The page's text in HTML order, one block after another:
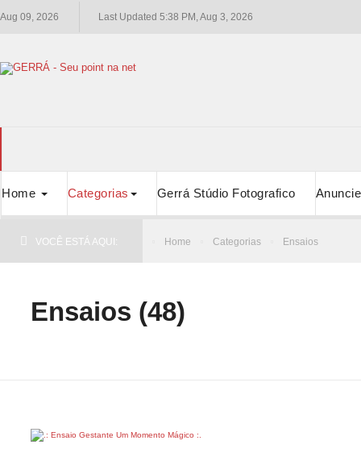
Aug 09, 2026 Last Updated 5:38 PM, Aug 3, 2026
Home Categorias Gerrá Stúdio Fotografico Anuncie
VOCÊ ESTÁ AQUI: Home Categorias Ensaios
Ensaios (48)